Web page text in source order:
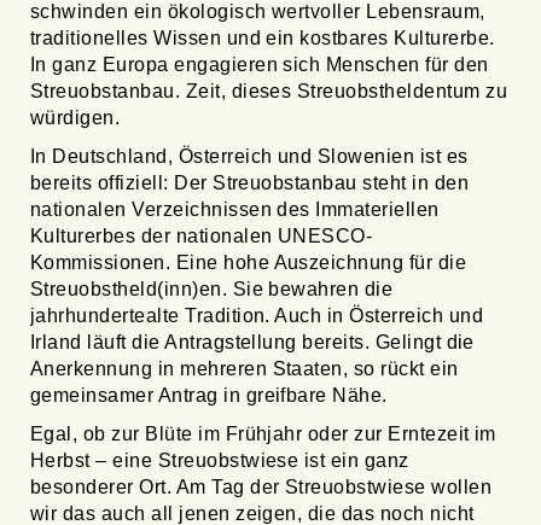
schwinden ein ökologisch wertvoller Lebensraum,
traditionelles Wissen und ein kostbares Kulturerbe.
In ganz Europa engagieren sich Menschen für den
Streuobstanbau. Zeit, dieses Streuobstheldentum zu
würdigen.
In Deutschland, Österreich und Slowenien ist es
bereits offiziell: Der Streuobstanbau steht in den
nationalen Verzeichnissen des Immateriellen
Kulturerbes der nationalen UNESCO-
Kommissionen. Eine hohe Auszeichnung für die
Streuobstheld(inn)en. Sie bewahren die
jahrhundertealte Tradition. Auch in Österreich und
Irland läuft die Antragstellung bereits. Gelingt die
Anerkennung in mehreren Staaten, so rückt ein
gemeinsamer Antrag in greifbare Nähe.
Egal, ob zur Blüte im Frühjahr oder zur Erntezeit im
Herbst – eine Streuobstwiese ist ein ganz
besonderer Ort. Am Tag der Streuobstwiese wollen
wir das auch all jenen zeigen, die das noch nicht